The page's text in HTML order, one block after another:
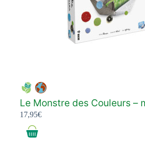
Le Monstre des Couleurs –
17,95€